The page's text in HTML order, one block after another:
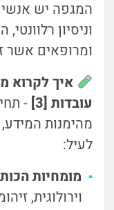
המגפה יש אנשי
וניסיון
ומרופאים אשר
איך לקרוא
עובדות [3]
-
מהימנות
לעיל:
מומחיות
וירולוגית,